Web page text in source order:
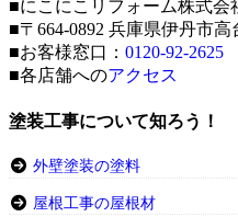
■にこにこリフォーム株式会
■〒664-0892 兵庫県伊丹市高
■お客様窓口： 0120-92-2625
■各店舗へのアクセス
塗装工事について知ろう！
外壁塗装の塗料
屋根工事の屋根材